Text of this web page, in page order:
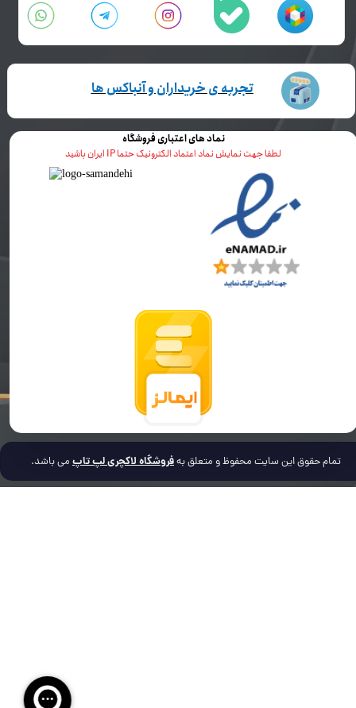
تمام حقوق این سایت محفوظ و متعلق بهفروشگاه لاکچری لپ تاپ می باشد.
نماد های اعتباری فروشگاه
لطفا جهت نمایش نماد اعتماد الکترونیک حتما IP ایران باشید
تجربه ی خریداران و آنباکس ها